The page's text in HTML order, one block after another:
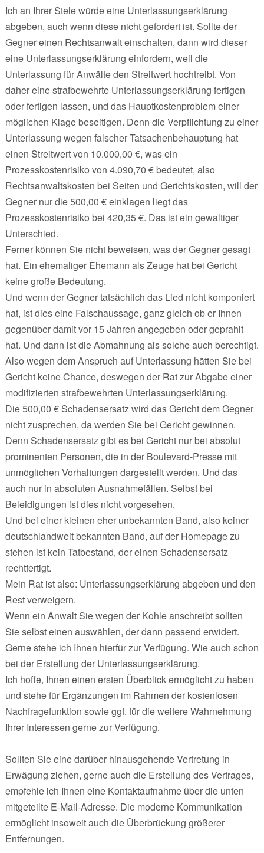
Ich an Ihrer Stele würde eine Unterlassungserklärung
abgeben, auch wenn diese nicht gefordert ist. Sollte der
Gegner einen Rechtsanwalt einschalten, dann wird dieser
eine Unterlassungserklärung einfordern, weil die
Unterlassung für Anwälte den Streitwert hochtreibt. Von
daher eine strafbewehrte Unterlassungserklärung fertigen
oder fertigen lassen, und das Hauptkostenproblem einer
möglichen Klage beseitigen. Denn die Verpflichtung zu einer
Unterlassung wegen falscher Tatsachenbehauptung hat
einen Streitwert von 10.000,00 €, was ein
Prozesskostenrisiko von 4.090,70 € bedeutet, also
Rechtsanwaltskosten bei Seiten und Gerichtskosten, will der
Gegner nur die 500,00 € einklagen liegt das
Prozesskostenrisiko bei 420,35 €. Das ist ein gewaltiger
Unterschied.
Ferner können Sie nicht beweisen, was der Gegner gesagt
hat. Ein ehemaliger Ehemann als Zeuge hat bei Gericht
keine große Bedeutung.
Und wenn der Gegner tatsächlich das Lied nicht komponiert
hat, ist dies eine Falschaussage, ganz gleich ob er Ihnen
gegenüber damit vor 15 Jahren angegeben oder geprahlt
hat. Und dann ist die Abmahnung als solche auch berechtigt.
Also wegen dem Anspruch auf Unterlassung hätten Sie bei
Gericht keine Chance, deswegen der Rat zur Abgabe einer
modifizierten strafbewehrten Unterlassungserklärung.
Die 500,00 € Schadensersatz wird das Gericht dem Gegner
nicht zusprechen, da werden Sie bei Gericht gewinnen.
Denn Schadensersatz gibt es bei Gericht nur bei absolut
prominenten Personen, die in der Boulevard-Presse mit
unmöglichen Vorhaltungen dargestellt werden. Und das
auch nur in absoluten Ausnahmefällen. Selbst bei
Beleidigungen ist dies nicht vorgesehen.
Und bei einer kleinen eher unbekannten Band, also keiner
deutschlandweit bekannten Band, auf der Homepage zu
stehen ist kein Tatbestand, der einen Schadensersatz
rechtfertigt.
Mein Rat ist also: Unterlassungserklärung abgeben und den
Rest verweigern.
Wenn ein Anwalt Sie wegen der Kohle anschreibt sollten
Sie selbst einen auswählen, der dann passend erwidert.
Gerne stehe ich Ihnen hierfür zur Verfügung. Wie auch schon
bei der Erstellung der Unterlassungserklärung.
Ich hoffe, Ihnen einen ersten Überblick ermöglicht zu haben
und stehe für Ergänzungen im Rahmen der kostenlosen
Nachfragefunktion sowie ggf. für die weitere Wahrnehmung
Ihrer Interessen gerne zur Verfügung.
Sollten Sie eine darüber hinausgehende Vertretung in
Erwägung ziehen, gerne auch die Erstellung des Vertrages,
empfehle ich Ihnen eine Kontaktaufnahme über die unten
mitgeteilte E-Mail-Adresse. Die moderne Kommunikation
ermöglicht insoweit auch die Überbrückung größerer
Entfernungen.